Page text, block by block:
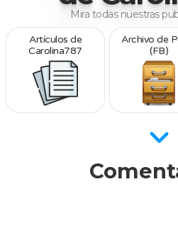
Mira todas nuestras
Artículos de
Carolina787
Archivo de
(FB)